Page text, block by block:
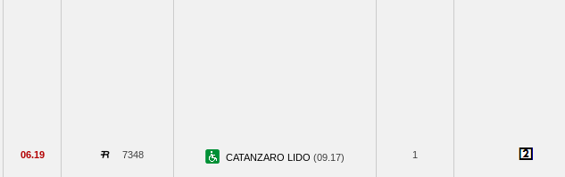
06.19 7348 CATANZARO LIDO (09.17) 1